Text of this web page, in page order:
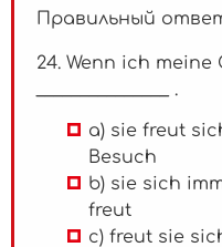
Правильный
24. Wenn ich meine
_______________ .
a) sie freut
Besuch
b) sie sich
freut
c) freut sie